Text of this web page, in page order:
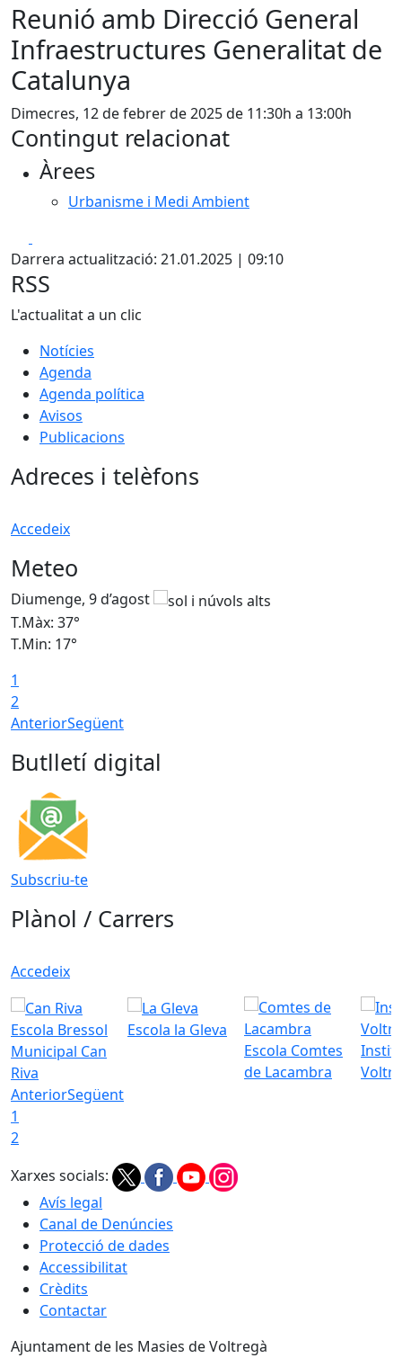
Reunió amb Direcció General
Infraestructures Generalitat de
Catalunya
Dimecres, 12 de febrer de 2025 de 11:30h a 13:00h
Contingut relacionat
Àrees
Urbanisme i Medi Ambient
Darrera actualització: 21.01.2025 | 09:10
RSS
L'actualitat a un clic
Notícies
Agenda
Agenda política
Avisos
Publicacions
Adreces i telèfons
Accedeix
Meteo
Diumenge, 9 d’agost
T.Màx: 37°
T.Min: 17°
1
2
AnteriorSegüent
Butlletí digital
Subscriu-te
Plànol / Carrers
Accedeix
Escola Bressol
Municipal Can
Riva
Escola la Gleva
Escola Comtes
de Lacambra
AnteriorSegüent
1
2
Xarxes socials:
Avís legal
Canal de Denúncies
Protecció de dades
Accessibilitat
Crèdits
Contactar
Ajuntament de les Masies de Voltregà